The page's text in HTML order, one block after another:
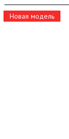
Новая модель